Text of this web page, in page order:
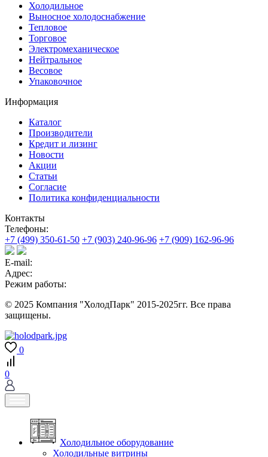
Холодильное
Выносное холодоснабжение
Тепловое
Торговое
Электромеханическое
Нейтральное
Весовое
Упаковочное
Информация
Каталог
Производители
Кредит и лизинг
Новости
Акции
Статьи
Согласие
Политика конфиденциальности
Контакты
Телефоны:
+7 (499) 350-61-50 +7 (903) 240-96-96 +7 (909) 162-96-96
E-mail:
Адрес:
Режим работы:
© 2025 Компания "ХолодПарк" 2015-2025гг. Все права
защищены.
0
0
Холодильное оборудование
Холодильные витрины